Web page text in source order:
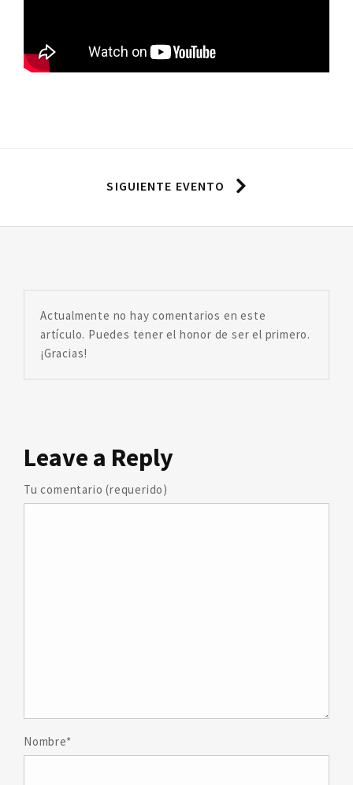
SIGUIENTE EVENTO
Actualmente no hay comentarios en este
artículo. Puedes tener el honor de ser el primero.
¡Gracias!
Leave a Reply
Tu comentario (requerido)
Nombre*